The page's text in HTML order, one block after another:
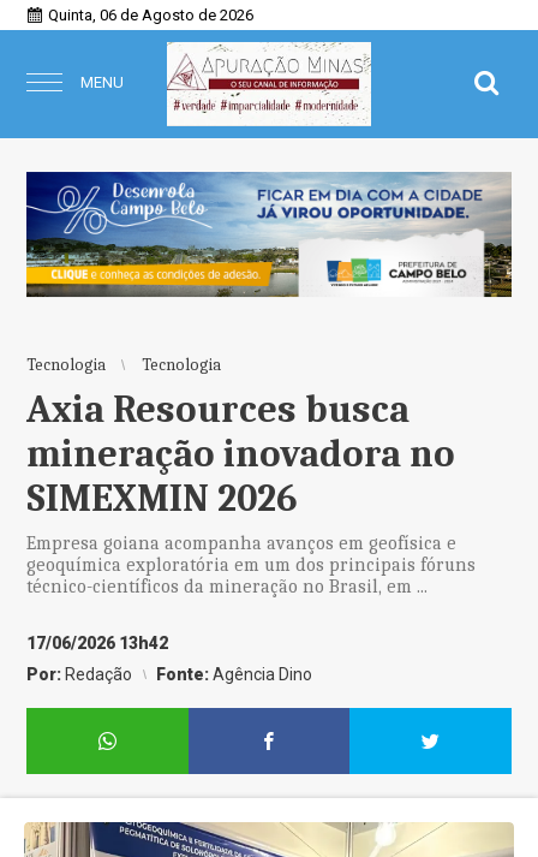
Quinta, 06 de Agosto de 2026
MENU
Tecnologia Tecnologia
Axia Resources busca
mineração inovadora no
SIMEXMIN 2026
Empresa goiana acompanha avanços em geofísica e
geoquímica exploratória em um dos principais fóruns
técnico-científicos da mineração no Brasil, em ...
17/06/2026 13h42
Por: Redação Fonte:Agência Dino